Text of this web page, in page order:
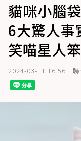
貓咪小腦
6大驚人事
笑喵星人
2024-03-11 16:56